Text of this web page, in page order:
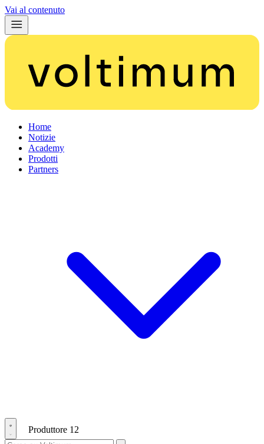
Vai al contenuto
Home
Notizie
Academy
Prodotti
Partners
Produttore 12